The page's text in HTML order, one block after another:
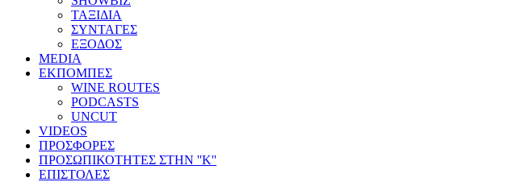
ΤΑΞΙΔΙΑ
ΣΥΝΤΑΓΕΣ
ΕΞΟΔΟΣ
MEDIA
ΕΚΠΟΜΠΕΣ
WINE ROUTES
PODCASTS
UNCUT
VIDEOS
ΠΡΟΣΦΟΡΕΣ
ΠΡΟΣΩΠΙΚΟΤΗΤΕΣ ΣΤΗΝ ''Κ''
ΕΠΙΣΤΟΛΕΣ